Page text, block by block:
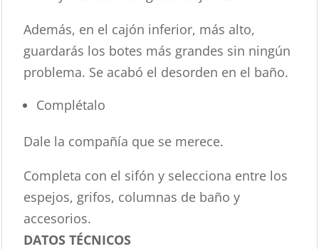
Además, en el cajón inferior, más alto,
guardarás los botes más grandes sin ningún
problema. Se acabó el desorden en el baño.
Complétalo
Dale la compañía que se merece.
Completa con el sifón y selecciona entre los
espejos, grifos, columnas de baño y
accesorios.
DATOS TÉCNICOS